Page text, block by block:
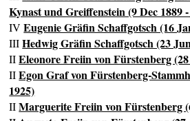
Kynast und Greiffenstein (9 Dec 1889
IVEugenie Gräfin Schaffgotsch (16
IIIHedwig Gräfin Schaffgotsch (23
IIEleonore Freiin von Fürstenberg
IIEgon Graf von Fürstenberg-
1925)
IIMarguerite Freiin von Fürstenberg